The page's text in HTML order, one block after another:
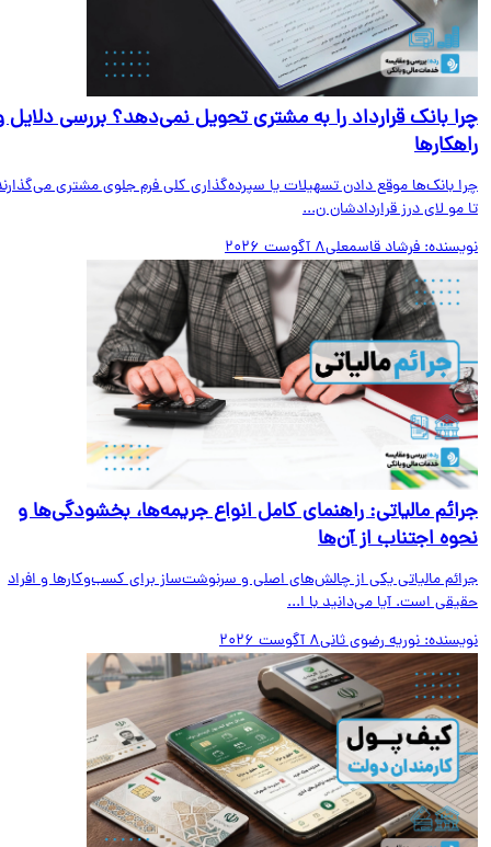
بانک قرارداد را به مشتری تحویل نمی‌دهد؟ بررسی دلایل و
بانک‌ها موقع دادن تسهیلات یا سپرده‌گذاری کلی فرم جلوی مشتری می‌گذارند
مو لای درز قراردادشان ن...
فرشاد قاسمعلی8 آگوست 2026
مالیاتی: راهنمای کامل انواع جریمه‌ها، بخشودگی‌ها و
اجتناب از آن‌ها
مالیاتی یکی از چالش‌های اصلی و سرنوشت‌ساز برای کسب‌وکارها و افراد
است. آیا می‌دانید با ا...
نوریه رضوی ثانی8 آگوست 2026